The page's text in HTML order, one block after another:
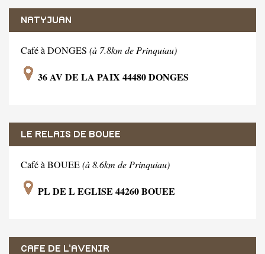
NATYJUAN
Café à DONGES (à 7.8km de Prinquiau)
36 AV DE LA PAIX 44480 DONGES
LE RELAIS DE BOUEE
Café à BOUEE(à 8.6km de Prinquiau)
PL DE L EGLISE 44260 BOUEE
CAFE DE L'AVENIR